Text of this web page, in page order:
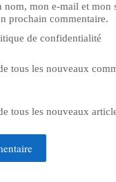
nom, mon e-mail et mon
prochain commentaire.
de confidentialité
tous les nouveaux
tous les nouveaux